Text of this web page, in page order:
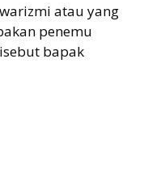
atau yang
penemu
bapak